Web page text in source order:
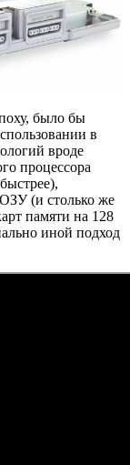
было бы
в
вроде
процессора
(и столько же
памяти на 128
иной подход